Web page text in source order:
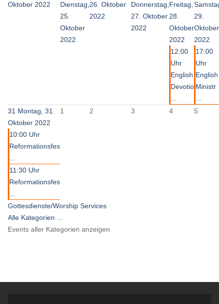
Oktober 2022
Dienstag,
25.
Oktober
2022
26. Oktober
2022
Donnerstag,
27. Oktober
2022
Freitag,
28.
Oktober
2022
12:00
Uhr
English
Devotio
...
29.
Oktober
2022
17:00
Uhr
English
Ministr
...
31 Montag, 31.
Oktober 2022
10:00 Uhr
Reformationsfes
...
11:30 Uhr
Reformationsfes
...
1 2 3 4 5
Gottesdienste/Worship Services
Alle Kategorien ...
Events aller Kategorien anzeigen